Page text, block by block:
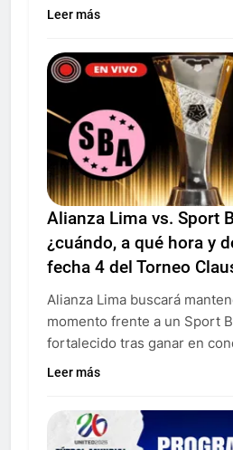
Leer más
Alianza Lima vs. Sport
¿cuándo, a qué hora y
fecha 4 del Torneo
Alianza Lima buscará
momento frente a un Sport
fortalecido tras ganar en
Leer más